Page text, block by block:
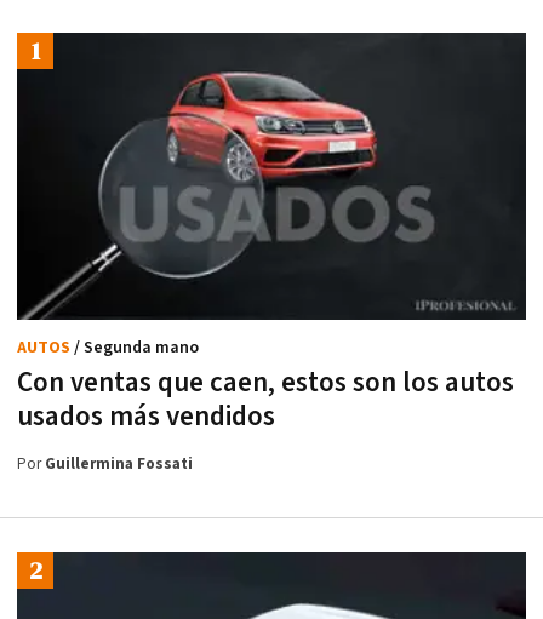
Con ventas que caen, estos son los autos
usados más vendidos
AUTOS / Segunda mano
PorGuillermina Fossati